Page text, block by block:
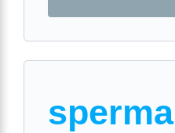
sperma